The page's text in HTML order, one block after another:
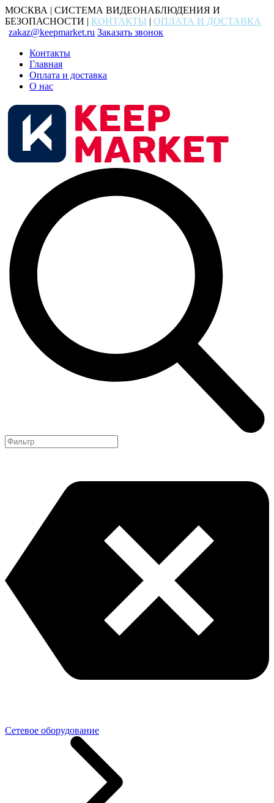
МОСКВА | СИСТЕМА ВИДЕОНАБЛЮДЕНИЯ И
БЕЗОПАСНОСТИ | КОНТАКТЫ | ОПЛАТА И ДОСТАВКА
zakaz@keepmarket.ru Заказать звонок
Контакты
Главная
Оплата и доставка
О нас
Сетевое оборудование